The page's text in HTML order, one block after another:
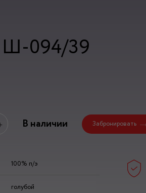
Ш-094/39
В наличии Забронировать
100% п/э
голубой